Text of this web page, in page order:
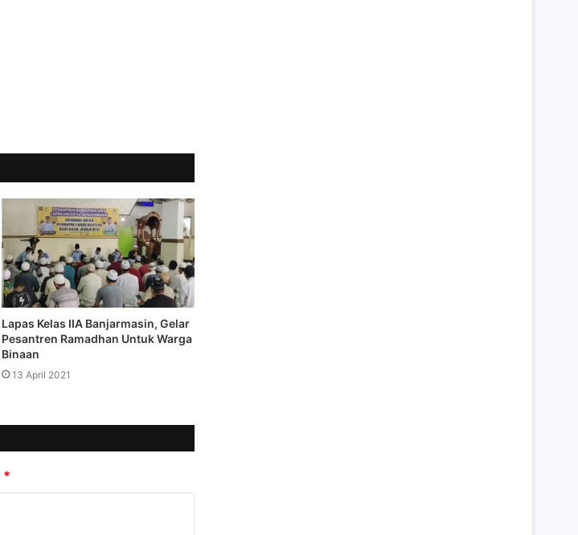
Lapas Kelas IIA Banjarmasin, Gelar
Pesantren Ramadhan Untuk Warga
Binaan
13 April 2021
*